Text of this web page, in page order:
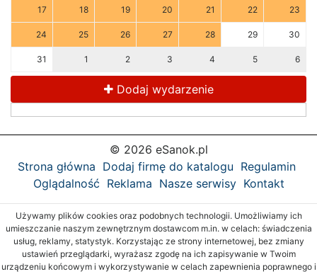
17 18 19 20 21 22 23
24 25 26 27 28 29 30
31 1 2 3 4 5 6
Dodaj wydarzenie
© 2026 eSanok.pl
Strona główna Dodaj firmę do katalogu Regulamin
Oglądalność Reklama Nasze serwisy Kontakt
Używamy plików cookies oraz podobnych technologii. Umożliwiamy ich
umieszczanie naszym zewnętrznym dostawcom m.in. w celach: świadczenia
usług, reklamy, statystyk. Korzystając ze strony internetowej, bez zmiany
ustawień przeglądarki, wyrażasz zgodę na ich zapisywanie w Twoim
urządzeniu końcowym i wykorzystywanie w celach zapewnienia poprawnego i